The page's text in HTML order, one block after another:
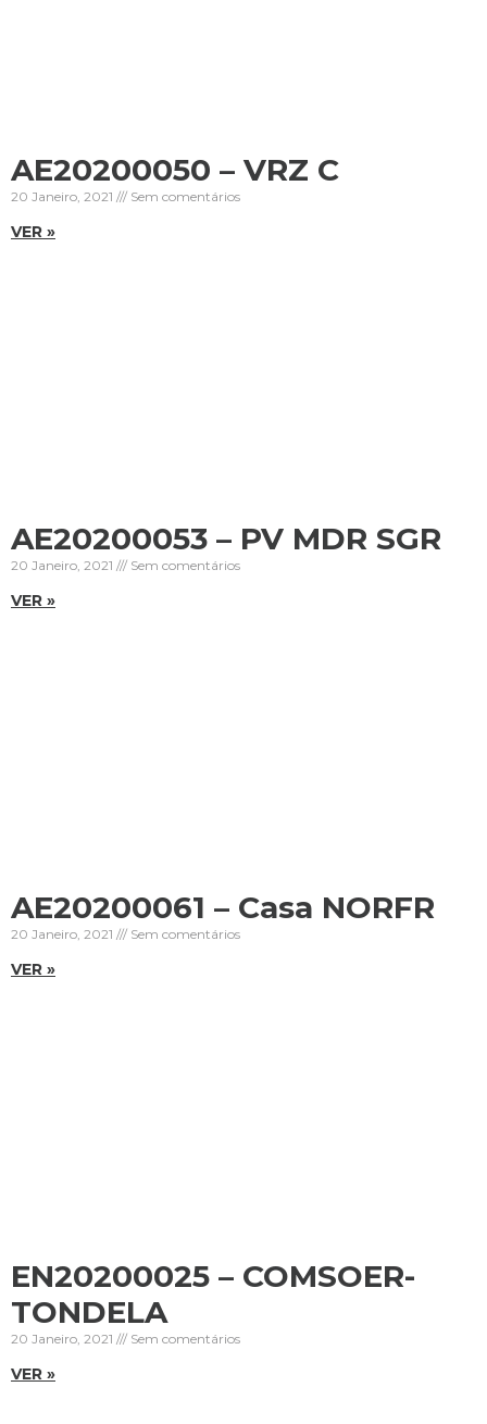
AE20200050 – VRZ C
20 Janeiro, 2021 Sem comentários
VER »
AE20200053 – PV MDR SGR
20 Janeiro, 2021 Sem comentários
VER »
AE20200061 – Casa NORFR
20 Janeiro, 2021 Sem comentários
VER »
EN20200025 – COMSOER-
TONDELA
20 Janeiro, 2021 Sem comentários
VER »